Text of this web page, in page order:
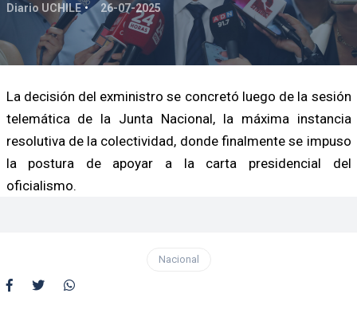
Diario UCHILE 26-07-2025
La decisión del exministro se concretó luego de la sesión
telemática de la Junta Nacional, la máxima instancia
resolutiva de la colectividad, donde finalmente se impuso
la postura de apoyar a la carta presidencial del
oficialismo.
Nacional